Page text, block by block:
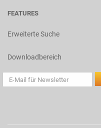
FEATURES
Erweiterte Suche
Downloadbereich